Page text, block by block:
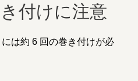
付けに注意
は約 6 回の巻き付けが必